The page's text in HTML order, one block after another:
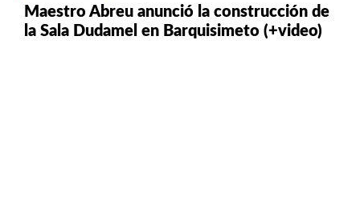
Maestro Abreu anunció la construcción de
la Sala Dudamel en Barquisimeto (+video)